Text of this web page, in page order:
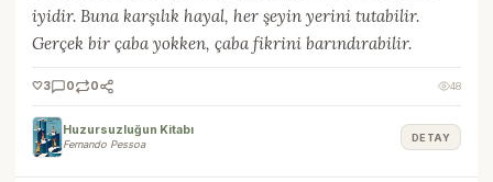
iyidir. Buna karşılık hayal, her şeyin yerini tutabilir.
Gerçek bir çaba yokken, çaba fikrini barındırabilir.
🤍3 0 0 48
Huzursuzluğun Kitabı
Fernando Pessoa
DETAY